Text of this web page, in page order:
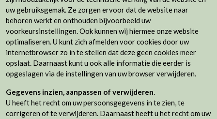
uw gebruiksgemak. Ze zorgen ervoor dat de website naar
behoren werkt en onthouden bijvoorbeeld uw
voorkeursinstellingen. Ook kunnen wij hiermee onze website
optimaliseren. U kunt zich afmelden voor cookies door uw
internetbrowser zo in te stellen dat deze geen cookies meer
opslaat. Daarnaast kunt u ook alle informatie die eerder is
opgeslagen via de instellingen van uw browser verwijderen.
Gegevens inzien, aanpassen of verwijderen.
U heeft het recht om uw persoonsgegevens in te zien, te
corrigeren of te verwijderen. Daarnaast heeft u het recht om uw